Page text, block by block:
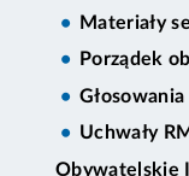
Materiały
Porządek
Głosowania
Uchwały
Obywatelskie